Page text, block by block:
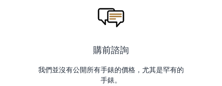
購前諮詢
我們並沒有公開所有手錶的價格，尤其是罕有的
手錶。